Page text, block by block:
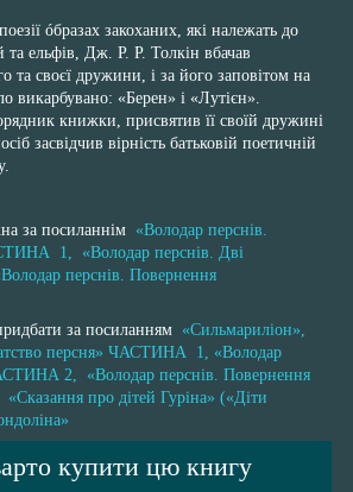
óбразах закоханих, які належать до
та ельфів, Дж. Р. Р. Толкін вбачав
та своєї дружини, і за його заповітом на
викарбувано: «Берен» і «Лутієн».
книжки, присвятив її своїй дружині
засвідчив вірність батьковій поетичній
за посиланнім «Володар перснів.
1, «Володар перснів. Дві
перснів. Повернення
за посиланням «Сильмариліон»,
персня» ЧАСТИНА 1, «Володар
2, «Володар перснів. Повернення
про дітей Гуріна» («Діти
купити цю книгу